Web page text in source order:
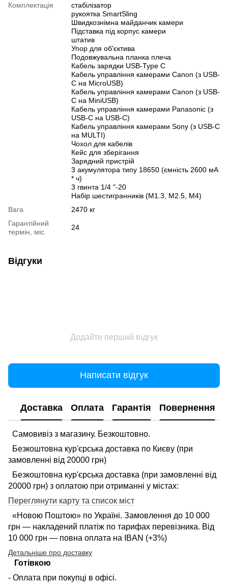
Комплектація
стабілізатор
рукоятка SmartSling
Швидкознімна майданчик камери
Підставка під корпус камери
штатив
Упор для об'єктива
Подовжувальна планка плеча
Кабель зарядки USB-Type C
Кабель управління камерами Canon (з USB-
C на MicroUSB)
Кабель управління камерами Canon (з USB-
C на MiniUSB)
Кабель управління камерами Panasonic (з
USB-C на USB-C)
Кабель управління камерами Sony (з USB-C
на MULTI)
Чохол для кабелів
Кейс для зберігання
Зарядний пристрій
3 акумулятора типу 18650 (ємність 2600 мА
* ч)
3 гвинта 1/4 "-20
Набір шестигранників (M1.3, M2.5, M4)
Вага
2470 кг
Гарантійний
термін, міс.
24
Відгуки
Додайте перший відгук
Написати відгук
Доставка Оплата Гарантія Повернення
Самовивіз з магазину. Безкоштовно.
Безкоштовна кур'єрська доставка по Києву (при
замовленні від 20000 грн)
Безкоштовна кур'єрська доставка (при замовленні від
20000 грн) з оплатою при отриманні у містах:
Переглянути карту та список міст
«Новою Поштою» по Україні. Замовлення до 10 000
грн — накладений платіж по тарифах перевізника. Від
10 000 грн — повна оплата на IBAN (+3%)
Детальніше про доставку
Готівкою
- Оплата при покупці в офісі.